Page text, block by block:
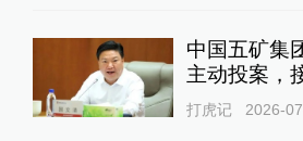
中国五矿集
主动投案，
打虎记 2026-